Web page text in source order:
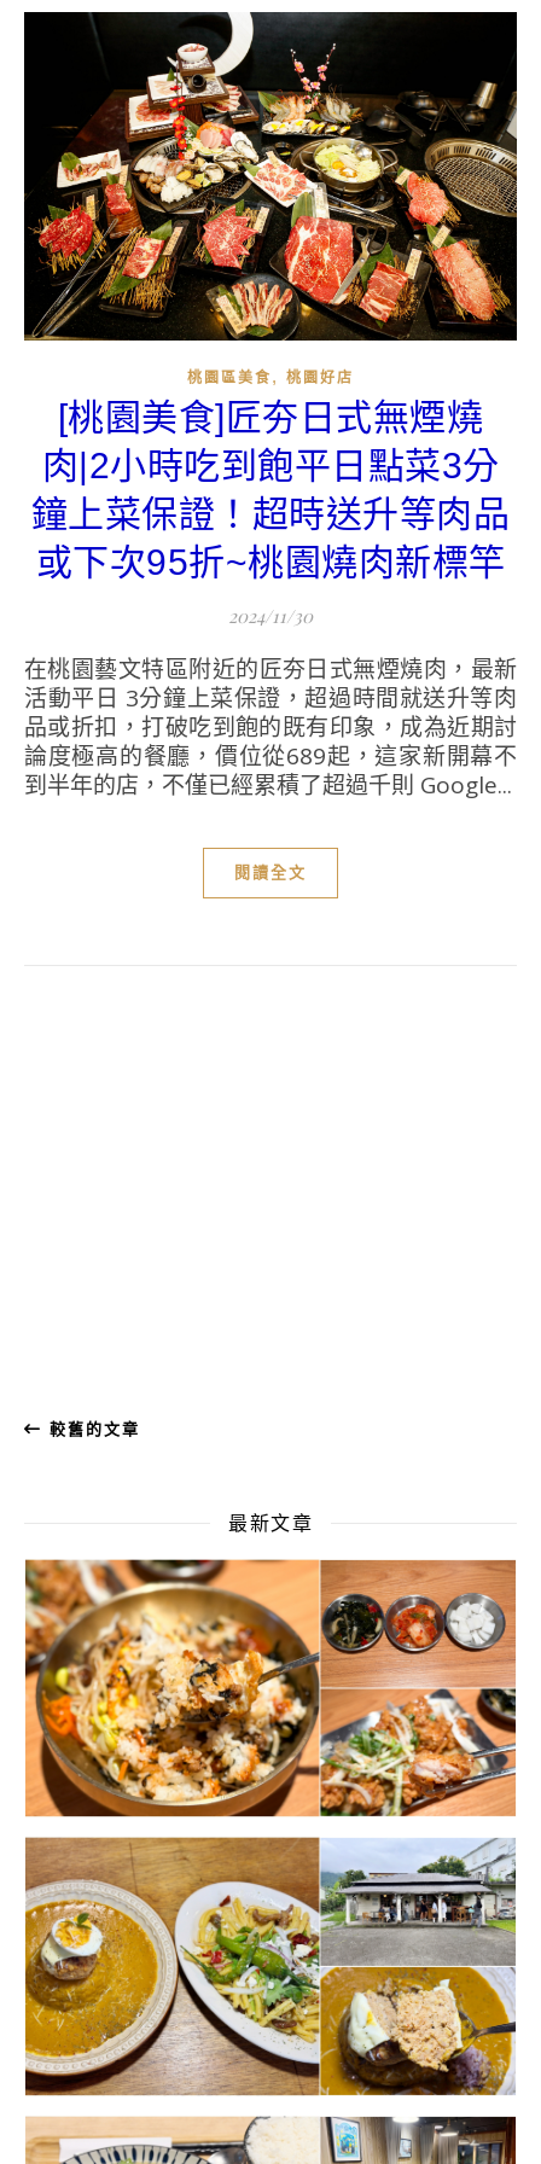
桃園區美食 , 桃園好店
[桃園美食]匠夯日式無煙燒
肉|2小時吃到飽平日點菜3分
鐘上菜保證！超時送升等肉品
或下次95折~桃園燒肉新標竿
2024/11/30
在桃園藝文特區附近的匠夯日式無煙燒肉，最新
活動平日 3分鐘上菜保證，超過時間就送升等肉
品或折扣，打破吃到飽的既有印象，成為近期討
論度極高的餐廳，價位從689起，這家新開幕不
到半年的店，不僅已經累積了超過千則 Google...
閱讀全文
較舊的文章
最新文章